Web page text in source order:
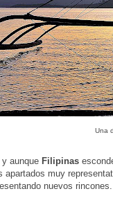
Una
aunque Filipinas
apartados muy
nuevos rincones.